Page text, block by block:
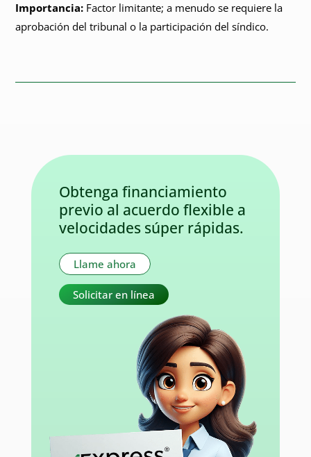
Importancia: Factor limitante; a menudo se requiere la
aprobación del tribunal o la participación del síndico.
Obtenga financiamiento
previo al acuerdo flexible a
velocidades súper rápidas.
Llame ahora
Solicitar en línea